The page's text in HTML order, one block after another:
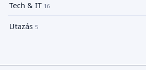
Tech & IT 16
Utazás 5